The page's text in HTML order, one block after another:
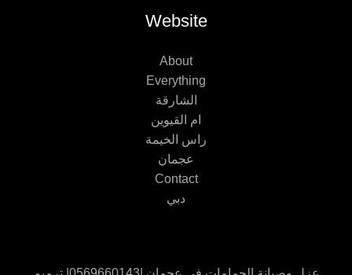
Website
About
Everything
الشارقة
ام القيوين
راس الخيمة
عجمان
Contact
دبي